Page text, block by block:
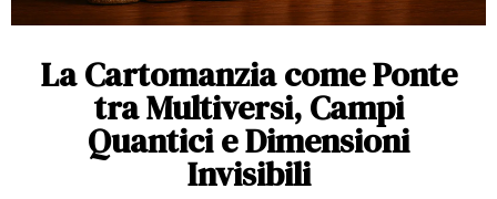
La Cartomanzia come Ponte
tra Multiversi, Campi
Quantici e Dimensioni
Invisibili